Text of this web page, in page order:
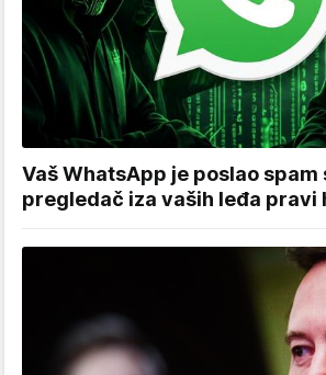
Vaš WhatsApp je poslao spam
pregledač iza vaših leđa pravi